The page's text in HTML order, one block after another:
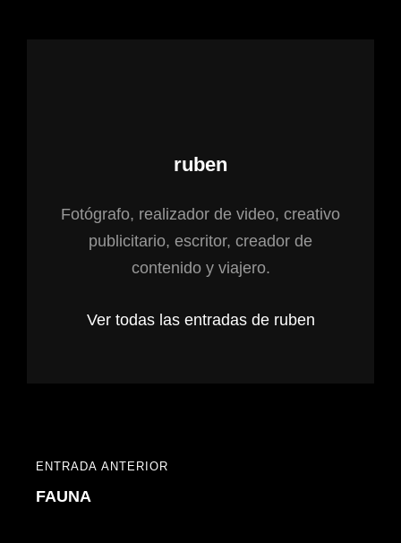
Autor:
ruben
Fotógrafo, realizador de video, creativo
publicitario, escritor, creador de
contenido y viajero.
Ver todas las entradas de ruben
Navegación
de
ENTRADA
ANTERIOR
ENTRADA ANTERIOR
FAUNA